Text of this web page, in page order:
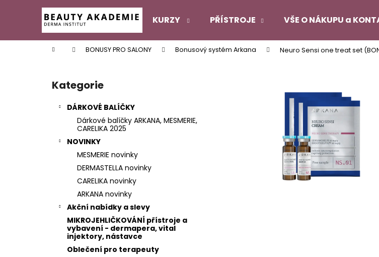
KURZY PŘÍSTROJE VŠE O NÁKUPU a
Domů BONUSY PRO SALONY Bonusový systém Arkana Neuro Sensi one treat set
Přeskočit
kategorie
Kategorie
DÁRKOVÉ BALÍČKY
Dárkové balíčky ARKANA, MESMERIE,
CARELIKA 2025
NOVINKY
MESMERIE novinky
DERMASTELLA novinky
CARELIKA novinky
ARKANA novinky
Akční nabídky a slevy
MIKROJEHLIČKOVÁNÍ přístroje a
vybavení - dermapera, vital
injektory, nástavce
Oblečení pro terapeuty
í
Zpět
do
Zpět
do
Co potřebujete najít?
Doporučujeme
STERILNÍ NÁSTAVCE PRO DERMAPERO
DERMALIGHTPEN A DERMAQUATRO 36
JEHLIČEK